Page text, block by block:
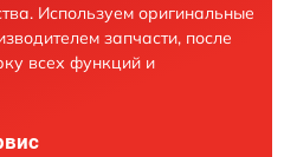
Используем оригинальные
запчасти, после
всех функций и